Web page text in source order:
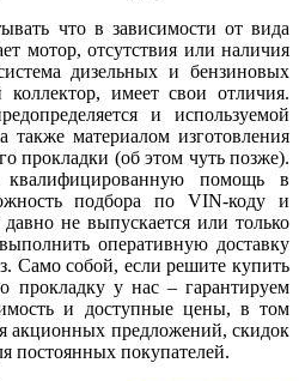
что в зависимости от вида
мотор, отсутствия или наличия
дизельных и бензиновых
имеет свои отличия.
и используемой
также материалом изготовления
прокладки (об этом чуть позже).
квалифицированную помощь в
подбора по VIN-коду и
не выпускается или только
оперативную доставку
Само собой, если решите купить
прокладку у нас – гарантируем
и доступные цены, в том
акционных предложений, скидок
постоянных покупателей.